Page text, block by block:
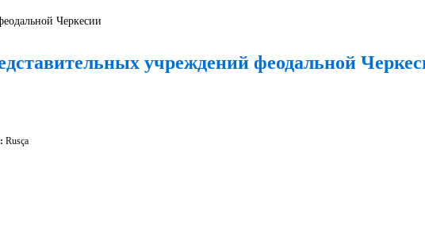
учреждений феодальной
Rusça